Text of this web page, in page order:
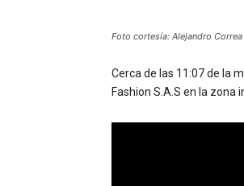
Foto cortesía: Alejandro Correa
Cerca de las 11:07 de la
Fashion S.A.S en la zona